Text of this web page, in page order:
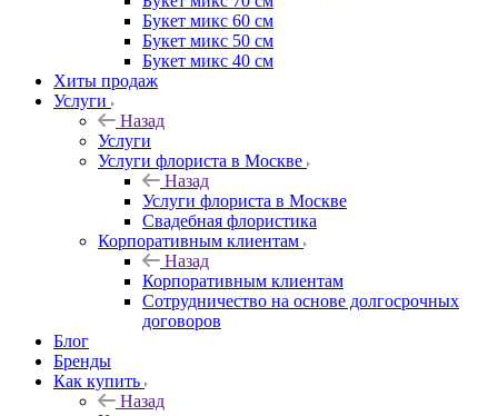
Букет микс 60 см
Букет микс 50 см
Букет микс 40 см
Хиты продаж
Услуги
Назад
Услуги
Услуги флориста в Москве
Назад
Услуги флориста в Москве
Свадебная флористика
Корпоративным клиентам
Назад
Корпоративным клиентам
Сотрудничество на основе долгосрочных
договоров
Блог
Бренды
Как купить
Назад